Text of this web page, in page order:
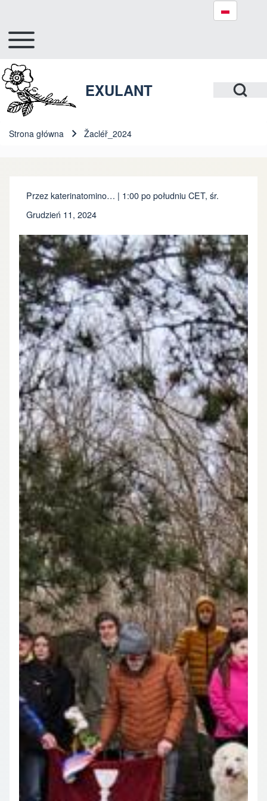
Close search
Hlavní navigace
Toggle main menu
Open Search
EXULANT
Ścieżka nawigacyjna
Strona główna Žacléř_2024
Przezkaterinatomino… | 1:00 po południu CET, śr.
Grudzień 11, 2024